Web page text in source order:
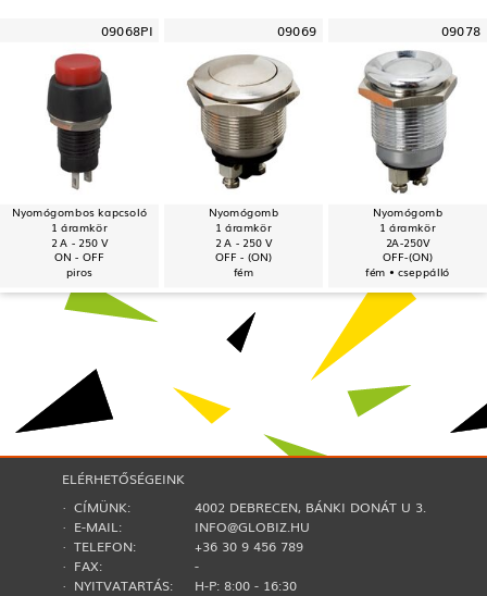
09068PI
Nyomógombos kapcsoló
1 áramkör
2 A - 250 V
ON - OFF
piros
09069
Nyomógomb
1 áramkör
2 A - 250 V
OFF - (ON)
fém
09078
Nyomógomb
1 áramkör
2A-250V
OFF-(ON)
fém • cseppálló
ELÉRHETŐSÉGEINK
· CÍMÜNK:
4002 DEBRECEN, BÁNKI DONÁT U 3.
· E-MAIL:
INFO@GLOBIZ.HU
· TELEFON:
+36 30 9 456 789
· FAX:
-
· NYITVATARTÁS:
H-P: 8:00 - 16:30